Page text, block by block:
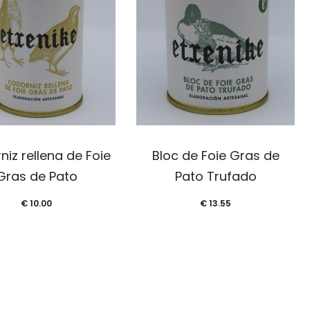
rellena de Foie
de Pato
€10.00
Bloc de Foie Gras de
Pato Trufado
€13.55